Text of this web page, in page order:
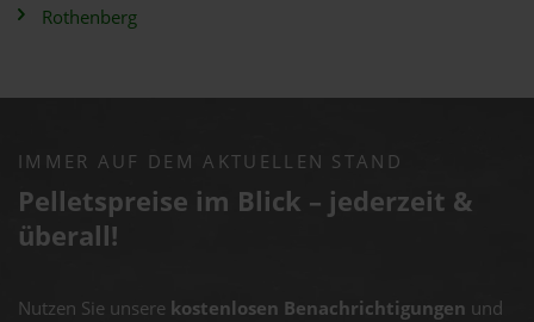
Rothenberg
IMMER AUF DEM AKTUELLEN STAND
Pelletspreise im Blick – jederzeit &
überall!
Nutzen Sie unsere kostenlosen Benachrichtigungen und